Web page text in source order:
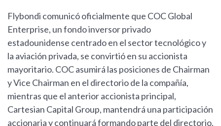
Flybondi comunicó oficialmente que COC Global
Enterprise, un fondo inversor privado
estadounidense centrado en el sector tecnológico y
la aviación privada, se convirtió en su accionista
mayoritario. COC asumirá las posiciones de Chairman
y Vice Chairman en el directorio de la compañía,
mientras que el anterior accionista principal,
Cartesian Capital Group, mantendrá una participación
accionaria y continuará formando parte del directorio.